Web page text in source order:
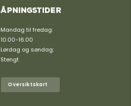
Åpningstider
Mandag til fredag:
10.00-16.00
Lørdag og søndag:
Stengt
Oversiktskart